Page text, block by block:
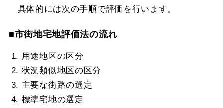
具体的には次の手順で評価を行います。
■市街地宅地評価法の流れ
用途地区の区分
状況類似地区の区分
主要な街路の選定
標準宅地の選定